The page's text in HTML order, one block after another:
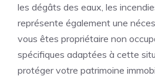
les dégâts des eaux, les
représente également une
vous êtes propriétaire non
spécifiques adaptées à cette
protéger votre patrimoine